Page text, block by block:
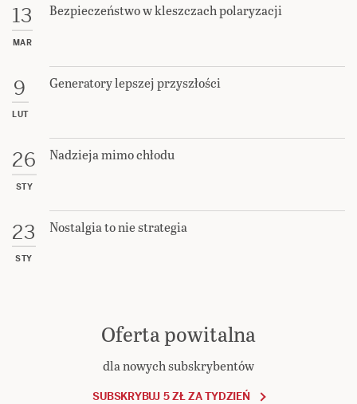
13
MAR
Bezpieczeństwo w kleszczach polaryzacji
9
LUT
Generatory lepszej przyszłości
26
STY
Nadzieja mimo chłodu
23
STY
Nostalgia to nie strategia
Oferta powitalna
dla nowych subskrybentów
SUBSKRYBUJ 5 ZŁ ZA TYDZIEŃ